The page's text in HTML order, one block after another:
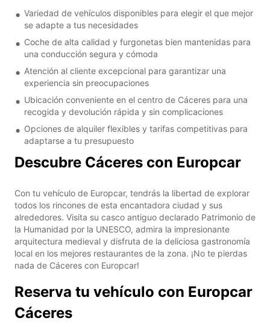
Variedad de vehículos disponibles para elegir el que mejor
se adapte a tus necesidades
Coche de alta calidad y furgonetas bien mantenidas para
una conducción segura y cómoda
Atención al cliente excepcional para garantizar una
experiencia sin preocupaciones
Ubicación conveniente en el centro de Cáceres para una
recogida y devolución rápida y sin complicaciones
Opciones de alquiler flexibles y tarifas competitivas para
adaptarse a tu presupuesto
Descubre Cáceres con Europcar
Con tu vehículo de Europcar, tendrás la libertad de explorar
todos los rincones de esta encantadora ciudad y sus
alrededores. Visita su casco antiguo declarado Patrimonio de
la Humanidad por la UNESCO, admira la impresionante
arquitectura medieval y disfruta de la deliciosa gastronomía
local en los mejores restaurantes de la zona. ¡No te pierdas
nada de Cáceres con Europcar!
Reserva tu vehículo con Europcar
Cáceres